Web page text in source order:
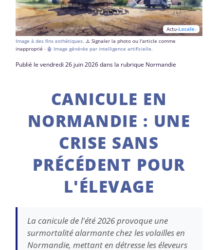
Image à des fins esthétiques. ⚠️ Signaler la photo ou l'article comme
inapproprié - 🤖 Image générée par intelligence artificielle.
Publié le vendredi 26 juin 2026 dans la rubrique Normandie
CANICULE EN
NORMANDIE : UNE
CRISE SANS
PRÉCÉDENT POUR
L'ÉLEVAGE
La canicule de l'été 2026 provoque une
surmortalité alarmante chez les volailles en
Normandie, mettant en détresse les éleveurs